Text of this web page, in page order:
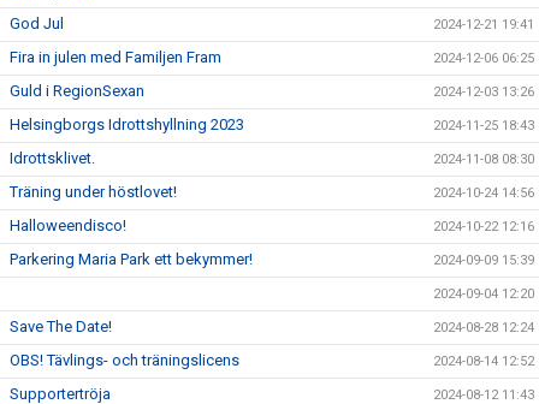
God Jul 2024-12-21 19:41
Fira in julen med Familjen Fram 2024-12-06 06:25
Guld i RegionSexan 2024-12-03 13:26
Helsingborgs Idrottshyllning 2023 2024-11-25 18:43
Idrottsklivet. 2024-11-08 08:30
Träning under höstlovet! 2024-10-24 14:56
Halloweendisco! 2024-10-22 12:16
Parkering Maria Park ett bekymmer! 2024-09-09 15:39
2024-09-04 12:20
Save The Date! 2024-08-28 12:24
OBS! Tävlings- och träningslicens 2024-08-14 12:52
Supportertröja 2024-08-12 11:43